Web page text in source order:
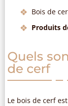
Bois de
Produits
Quels
de cerf
Le bois de cerf